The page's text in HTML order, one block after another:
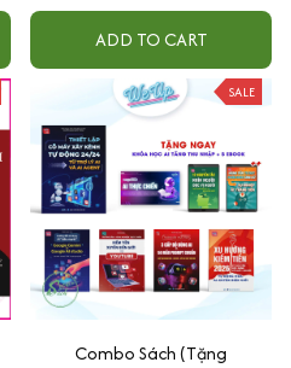
ADD TO CART
SALE
Combo Sách (Tặng